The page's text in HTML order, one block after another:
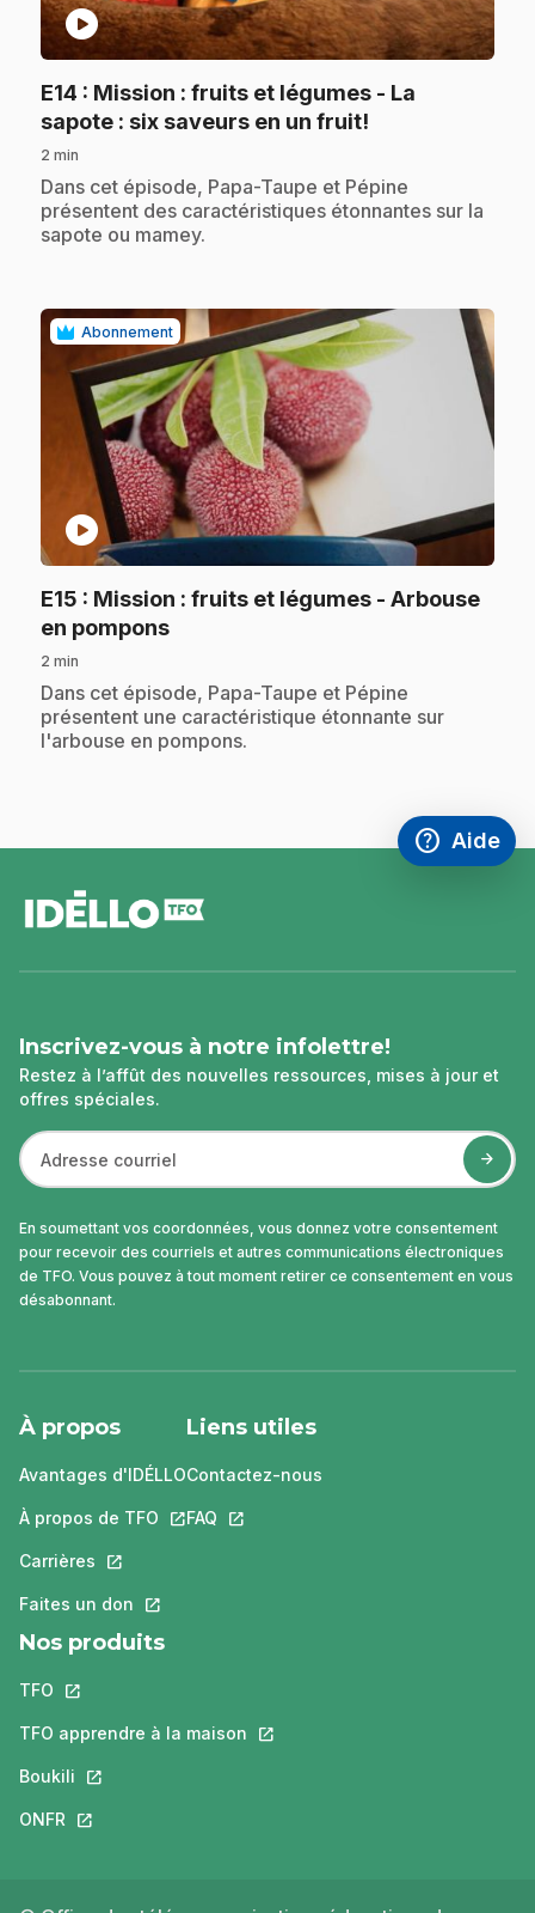
play_circle
E14 : Mission : fruits et légumes - La
sapote : six saveurs en un fruit!
2 min
.Dans cet épisode, Papa-Taupe et Pépine
présentent des caractéristiques étonnantes sur la
sapote ou mamey.
Abonnement
play_circle
E15 : Mission : fruits et légumes - Arbouse
en pompons.
2 min
.Dans cet épisode, Papa-Taupe et Pépine
présentent une caractéristique étonnante sur
l'arbouse en pompons.
help
Accéder à
Aide
,Ce lien
de
page
Inscrivez-vous à notre infolettre!
Restez à l’affût des nouvelles ressources, mises à jour et
offres spéciales.
En soumettant vos coordonnées, vous donnez votre consentement
pour recevoir des courriels et autres communications électroniques
de TFO. Vous pouvez à tout moment retirer ce consentement en vous
désabonnant.
À propos
Avantages d'IDÉLLO
À propos de TFO Ce lien s'ouvrira dans un nouvel onglet.
Carrières Ce lien s'ouvrira dans un nouvel onglet.
Faites un don Ce lien s'ouvrira dans un nouvel onglet.
Liens utiles
Contactez-nous
FAQ Ce lien s'ouvrira dans un nouvel
Nos produits
TFO Ce lien s'ouvrira dans un nouvel onglet.
TFO apprendre à la maison Ce lien s'ouvrira dans un nouvel
Boukili Ce lien s'ouvrira dans un nouvel onglet.
ONFR Ce lien s'ouvrira dans un nouvel onglet.